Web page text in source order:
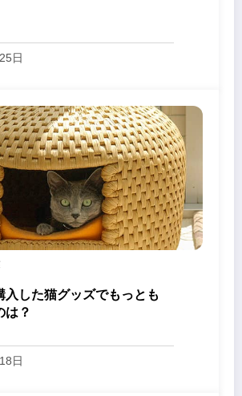
日
入した猫グッズでもっとも
は？
日